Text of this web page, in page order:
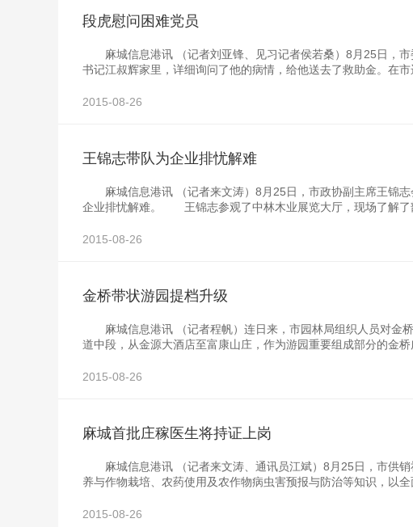
段虎慰问困难党员
麻城信息港讯 （记者刘亚锋、见习记者侯若桑）8月25日，
书记江叔辉家里，详细询问了他的病情，给他送去了救助金。在
2015-08-26
王锦志带队为企业排忧解难
麻城信息港讯 （记者来文涛）8月25日，市政协副主席王锦志
企业排忧解难。 王锦志参观了中林木业展览大厅，现场了解了
2015-08-26
金桥带状游园提档升级
麻城信息港讯 （记者程帆）连日来，市园林局组织人员对金
道中段，从金源大酒店至富康山庄，作为游园重要组成部分的金
2015-08-26
麻城首批庄稼医生将持证上岗
麻城信息港讯 （记者来文涛、通讯员江斌）8月25日，市供销
养与作物栽培、农药使用及农作物病虫害预报与防治等知识，以
2015-08-26